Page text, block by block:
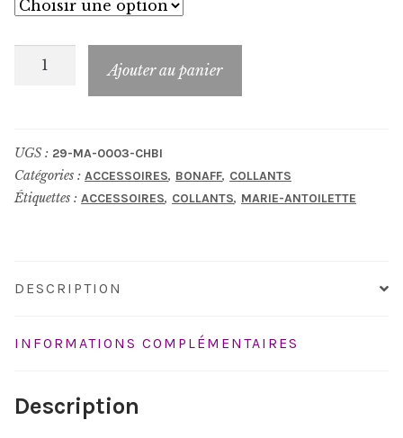
€37.50.€25.00.
quantité
CHBI
Ajouter au panier
UGS : 29-MA-0003-CHBI
Catégories : ACCESSOIRES, BONAFF, COLLANTS
Étiquettes : ACCESSOIRES, COLLANTS, MARIE-ANTOILETTE
DESCRIPTION
INFORMATIONS COMPLÉMENTAIRES
Description